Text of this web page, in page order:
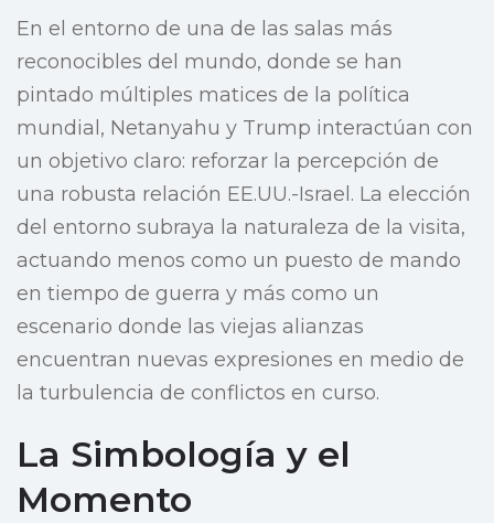
En el entorno de una de las salas más
reconocibles del mundo, donde se han
pintado múltiples matices de la política
mundial, Netanyahu y Trump interactúan con
un objetivo claro: reforzar la percepción de
una robusta relación EE.UU.-Israel. La elección
del entorno subraya la naturaleza de la visita,
actuando menos como un puesto de mando
en tiempo de guerra y más como un
escenario donde las viejas alianzas
encuentran nuevas expresiones en medio de
la turbulencia de conflictos en curso.
La Simbología y el
Momento